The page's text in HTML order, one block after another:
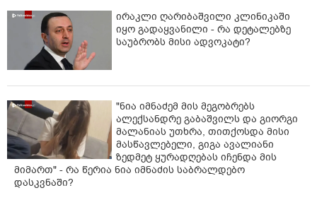
ირაკლი ღარიბაშვილი კლინიკაში
იყო გადაყვანილი - რა დეტალებზე
საუბრობს მისი ადვოკატი?
"ნია იმნაძემ მის მეგობრებს
ალექსანდრე გაბაშვილს და გიორგი
მალანიას უთხრა, თითქოსდა მისი
მასწავლებელი, გიგა ავალიანი
ზედმეტ ყურადღებას იჩენდა მის
მიმართ" - რა წერია ნია იმნაძის საბრალდებო
დასკვნაში?